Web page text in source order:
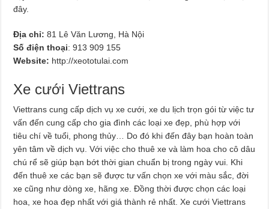
đây.
Địa chỉ:81 Lê Văn Lương, Hà Nội
Số điện thoại: 913 909 155
Website: http://xeototulai.com
Xe cưới Viettrans
Viettrans cung cấp dịch vụ xe cưới, xe du lịch trọn gói từ việc tư
vấn đến cung cấp cho gia đình các loại xe đẹp, phù hợp với
tiêu chí về tuổi, phong thủy… Do đó khi đến đây bạn hoàn toàn
yên tâm về dịch vụ. Với việc cho thuê xe và làm hoa cho cô dâu
chú rể sẽ giúp bạn bớt thời gian chuẩn bị trong ngày vui. Khi
đến thuê xe các bạn sẽ được tư vấn chọn xe với màu sắc, đời
xe cũng như dòng xe, hãng xe. Đồng thời được chọn các loại
hoa, xe hoa đẹp nhất với giá thành rẻ nhất. Xe cưới Viettrans